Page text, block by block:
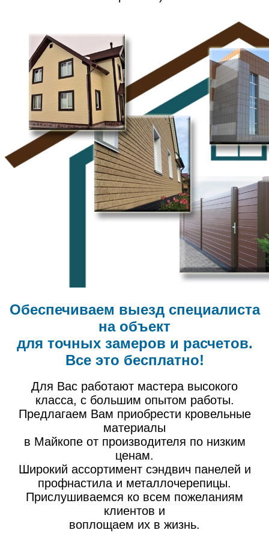
Обеспечиваем выезд специалиста
на объект
для точных замеров и расчетов.
Все это бесплатно!
Для Вас работают мастера высокого
класса, с большим опытом работы.
Предлагаем Вам приобрести кровельные
материалы
в Майкопе от производителя по низким
ценам.
Широкий ассортимент сэндвич панелей и
профнастила и металлочерепицы.
Прислушиваемся ко всем пожеланиям
клиентов и
воплощаем их в жизнь.